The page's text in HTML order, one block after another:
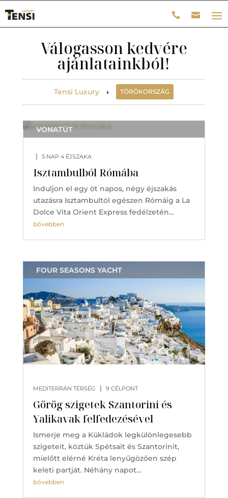
Válogasson kedvére
ajánlatainkból!
Tensi Luxury E TÖRÖKORSZÁG
Isztambulból Rómába
| 5 NAP 4 ÉJSZAKA
VONATÚT
Induljon el egy öt napos, négy éjszakás
utazásra Isztambultól egészen Rómáig a La
Dolce Vita Orient Express fedélzetén…
bővebben
Görög szigetek Szantorini és
Yalikavak felfedezésével
MEDITERRÁN TÉRSÉG | 9 CÉLPONT
FOUR SEASONS YACHT
Ismerje meg a Kükládok legkülönlegesebb
szigeteit, köztük Spétsait és Szantorinit,
mielőtt elérné Kréta lenyűgözően szép
keleti partját. Néhány napot…
bővebben